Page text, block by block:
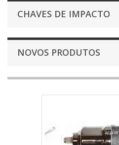
CHAVES DE IMPACTO
NOVOS PRODUTOS